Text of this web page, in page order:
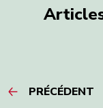
PRÉCÉDENT